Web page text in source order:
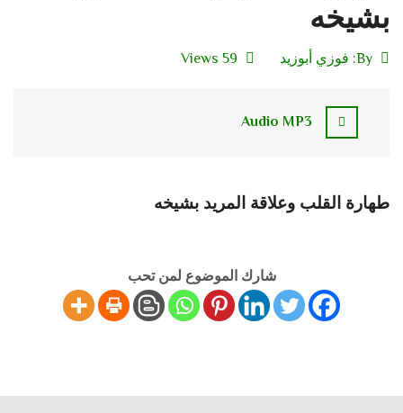
بشيخه
By: فوزي أبوزيد 59 Views
Audio MP3
طهارة القلب وعلاقة المريد بشيخه
شارك الموضوع لمن تحب